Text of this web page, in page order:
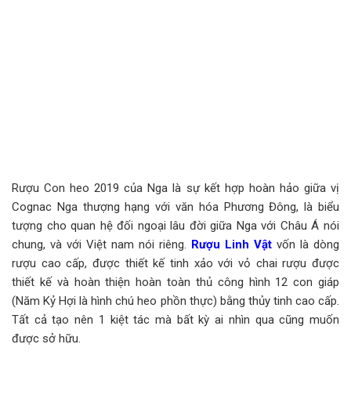
Rượu Con heo 2019 của Nga là sự kết hợp hoàn hảo giữa vị
Cognac Nga thượng hạng với văn hóa Phương Đông, là biểu
tượng cho quan hệ đối ngoại lâu đời giữa Nga với Châu Á nói
chung, và với Việt nam nói riêng. Rượu Linh Vật vốn là dòng
rượu cao cấp, được thiết kế tinh xảo với vỏ chai rượu được
thiết kế và hoàn thiện hoàn toàn thủ công hình 12 con giáp
(Năm Kỷ Hợi là hình chú heo phồn thực) bằng thủy tinh cao cấp.
Tất cả tạo nên 1 kiệt tác mà bất kỳ ai nhìn qua cũng muốn
được sở hữu.